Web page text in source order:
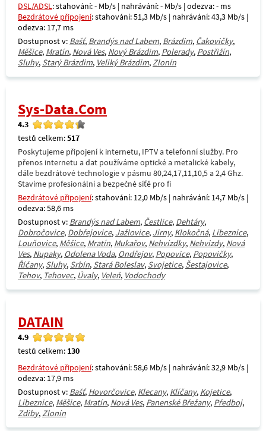
DSL/ADSL: stahování: - Mb/s | nahrávání: - Mb/s | odezva: - ms
Bezdrátové připojení: stahování: 51,3 Mb/s | nahrávání: 43,3 Mb/s |
odezva: 17,7 ms
Dostupnost v: Bašť, Brandýs nad Labem, Brázdim, Čakovičky,
Měšice, Mratín, Nová Ves, Nový Brázdim, Polerady, Postřižín,
Sluhy, Starý Brázdim, Veliký Brázdim,Zlonín
Sys-Data.Com
4.3
testů celkem:517
Poskytujeme připojení k internetu, IPTV a telefonní služby. Pro
přenos internetu a dat používáme optické a metalické kabely,
dále bezdrátové technologie v pásmu 80,24,17,11,10,5 a 2,4 Ghz.
Stavíme profesionální a bezpečné síťě pro fi
Bezdrátové připojení: stahování: 12,0 Mb/s | nahrávání: 14,7 Mb/s |
odezva: 58,6 ms
Dostupnost v: Brandýs nad Labem, Čestlice, Dehtáry,
Dobročovice, Dobřejovice, Jažlovice, Jirny, Klokočná, Líbeznice,
Louňovice, Měšice, Mratín, Mukařov, Nehvízdky, Nehvizdy, Nová
Ves, Nupaky, Odolena Voda, Ondřejov, Popovice, Popovičky,
Říčany, Sluhy, Srbín, Stará Boleslav, Svojetice, Šestajovice,
Tehov, Tehovec, Úvaly, Veleň, Vodochody
DATAIN
4.9
testů celkem: 130
Bezdrátové připojení: stahování: 58,6 Mb/s | nahrávání: 32,9 Mb/s |
odezva: 17,9 ms
Dostupnost v: Bašť, Hovorčovice, Klecany, Klíčany, Kojetice,
Líbeznice, Měšice, Mratín, Nová Ves, Panenské Břežany, Předboj,
Zdiby,Zlonín